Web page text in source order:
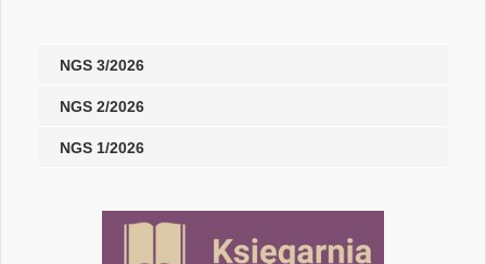
NGS 3/2026
NGS 2/2026
NGS 1/2026